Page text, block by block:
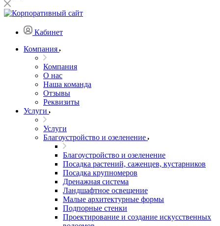
Кабинет
Компания
Компания
О нас
Наша команда
Отзывы
Реквизиты
Услуги
Услуги
Благоустройство и озеленение
Благоустройство и озеленение
Посадка растений, саженцев, кустарников
Посадка крупномеров
Дренажная система
Ландшафтное освещение
Малые архитектурные формы
Подпорные стенки
Проектирование и создание искусственных